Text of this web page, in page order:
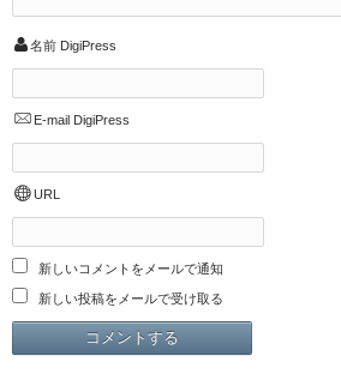
名前 DigiPress
E-mail DigiPress
URL
新しいコメントをメールで通知
新しい投稿をメールで受け取る